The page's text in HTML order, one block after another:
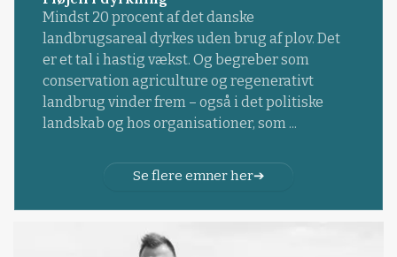
Mindst 20 procent af det danske
landbrugsareal dyrkes uden brug af plov. Det
er et tal i hastig vækst. Og begreber som
conservation agriculture og regenerativt
landbrug vinder frem – også i det politiske
landskab og hos organisationer, som ...
Se flere emner her